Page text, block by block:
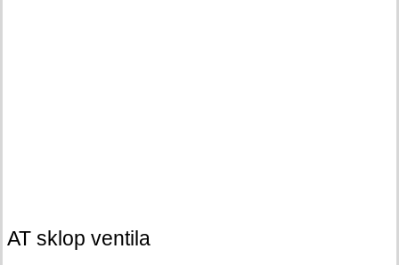
AT sklop ventila